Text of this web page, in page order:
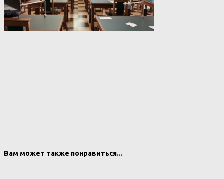
Вам может также понравиться...